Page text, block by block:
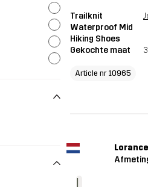
Trailknit
Waterproof Mid
Hiking Shoes
Gekochte maat
Article nr 10965
L